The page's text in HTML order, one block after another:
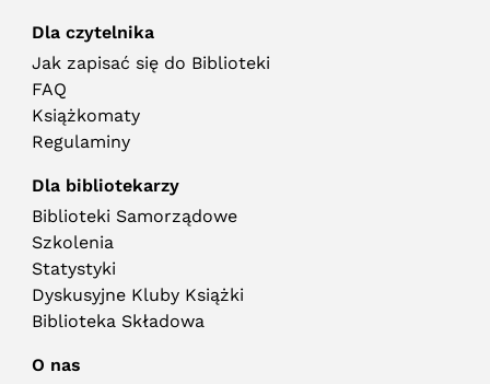
Dla czytelnika
Jak zapisać się do Biblioteki
FAQ
Książkomaty
Regulaminy
Dla bibliotekarzy
Biblioteki Samorządowe
Szkolenia
Statystyki
Dyskusyjne Kluby Książki
Biblioteka Składowa
O nas